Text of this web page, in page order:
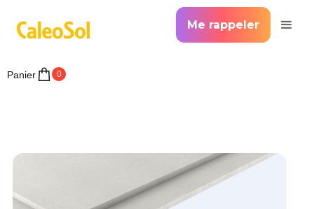
Me rappeler
Panier 0
Accueil >Chape sèche